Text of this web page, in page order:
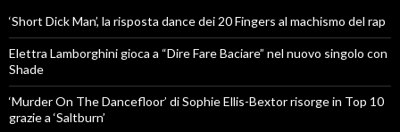
‘Short Dick Man’, la risposta dance dei 20 Fingers al machismo del rap
Elettra Lamborghini gioca a “Dire Fare Baciare” nel nuovo singolo con
Shade
‘Murder On The Dancefloor’ di Sophie Ellis-Bextor risorge in Top 10
grazie a ‘Saltburn’